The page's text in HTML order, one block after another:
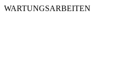
WARTUNGSARBEITEN